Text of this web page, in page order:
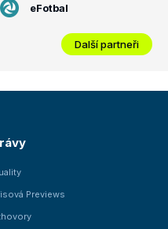
eFotbal
Další partneři
Previews